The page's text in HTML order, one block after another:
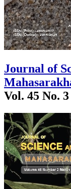
Journal of
Vol. 45 No.